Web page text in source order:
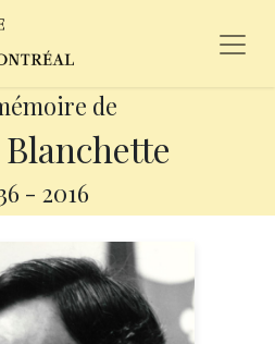
de
- 2016